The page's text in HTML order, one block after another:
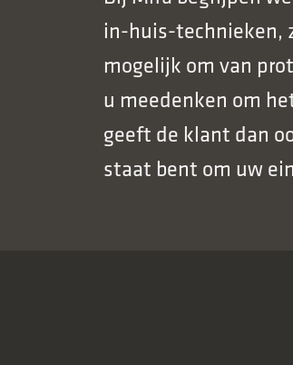
in-huis-technieken,
mogelijk om van
u meedenken om
geeft de klant dan
staat bent om uw